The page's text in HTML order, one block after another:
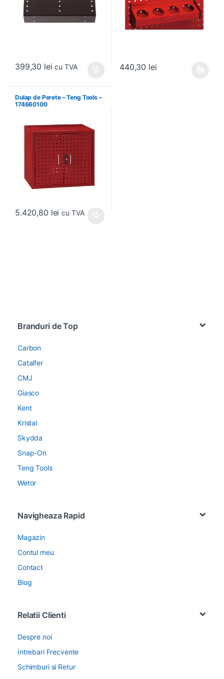
399,30 lei cu TVA 440,30 lei
Dulap de Perete – Teng Tools –
174660100
5.420,80 lei cu TVA
Branduri de Top
Carbon
Catalfer
CMJ
Giasco
Kent
Kristal
Skydda
Snap-On
Teng Tools
Wetor
Navigheaza Rapid
Magazin
Contul meu
Contact
Blog
Relatii Clienti
Despre noi
Intrebari Frecvente
Schimburi si Retur